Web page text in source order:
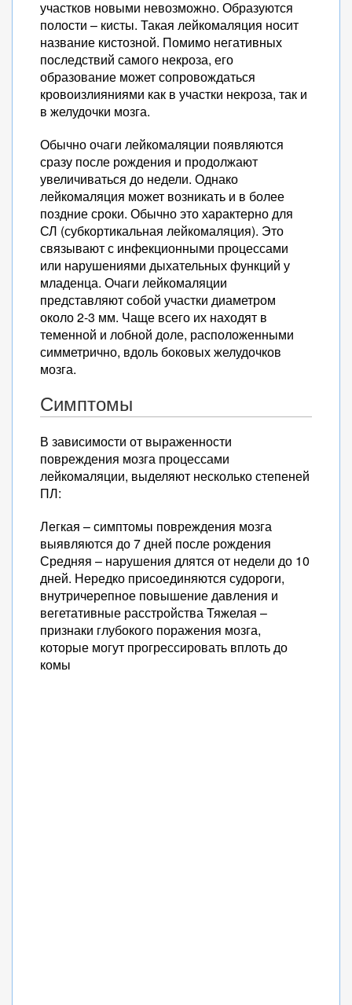
участков новыми невозможно. Образуются
полости – кисты. Такая лейкомаляция носит
название кистозной. Помимо негативных
последствий самого некроза, его
образование может сопровождаться
кровоизлияниями как в участки некроза, так и
в желудочки мозга.
Обычно очаги лейкомаляции появляются
сразу после рождения и продолжают
увеличиваться до недели. Однако
лейкомаляция может возникать и в более
поздние сроки. Обычно это характерно для
СЛ (субкортикальная лейкомаляция). Это
связывают с инфекционными процессами
или нарушениями дыхательных функций у
младенца. Очаги лейкомаляции
представляют собой участки диаметром
около 2-3 мм. Чаще всего их находят в
теменной и лобной доле, расположенными
симметрично, вдоль боковых желудочков
мозга.
Симптомы
В зависимости от выраженности
повреждения мозга процессами
лейкомаляции, выделяют несколько степеней
ПЛ:
Легкая – симптомы повреждения мозга
выявляются до 7 дней после рождения
Средняя – нарушения длятся от недели до 10
дней. Нередко присоединяются судороги,
внутричерепное повышение давления и
вегетативные расстройства Тяжелая –
признаки глубокого поражения мозга,
которые могут прогрессировать вплоть до
комы